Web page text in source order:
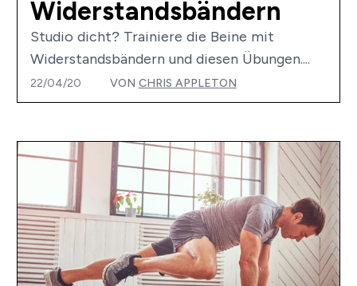
Widerstandsbändern
Studio dicht? Trainiere die Beine mit
Widerstandsbändern und diesen Übungen....
22/04/20 VON CHRIS APPLETON